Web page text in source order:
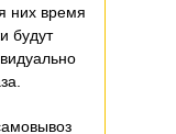
них время
будут